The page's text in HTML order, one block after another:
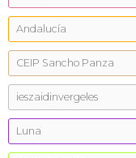
Andalucía
CEIP Sancho Panza
ieszaidinvergeles
Luna